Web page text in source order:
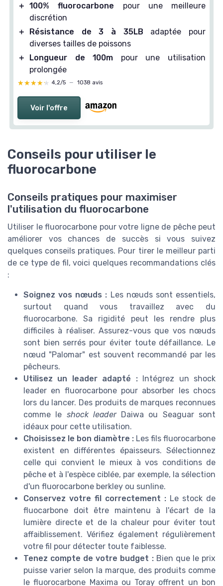
＋ 100% fluorocarbone pour une meilleure
discrétion
＋
Résistance de 3 à 35LB adaptée pour
diverses tailles de poissons
＋
Longueur de 100m pour une utilisation
prolongée
★★★★★
★★★★★ 4,2/5 — 1038 avis
Voir l'offre
Conseils pour utiliser le
fluorocarbone
Conseils pratiques pour maximiser
l'utilisation du fluorocarbone
Utiliser le fluorocarbone pour votre ligne de pêche peut
améliorer vos chances de succès si vous suivez
quelques conseils pratiques. Pour tirer le meilleur parti
de ce type de fil, voici quelques recommandations clés
:
Soignez vos nœuds : Les nœuds sont essentiels,
surtout quand vous travaillez avec du
fluorocarbone. Sa rigidité peut les rendre plus
difficiles à réaliser. Assurez-vous que vos nœuds
sont bien serrés pour éviter toute défaillance. Le
nœud "Palomar" est souvent recommandé par les
pêcheurs.
Utilisez un leader adapté :Intégrez un shock
leader en fluorocarbone pour absorber les chocs
lors du lancer. Des produits de marques reconnues
comme le shock leaderDaiwa ou Seaguar sont
idéaux pour cette utilisation.
Choisissez le bon diamètre : Les fils fluorocarbone
existent en différentes épaisseurs. Sélectionnez
celle qui convient le mieux à vos conditions de
pêche et à l'espèce ciblée, par exemple, la sélection
d'un fluorocarbone berkley ou sunline.
Conservez votre fil correctement : Le stock de
fluocarbone doit être maintenu à l'écart de la
lumière directe et de la chaleur pour éviter tout
affaiblissement. Vérifiez également régulièrement
votre fil pour détecter toute faiblesse.
Tenez compte de votre budget :Bien que le prix
puisse varier selon la marque, des produits comme
le fluorocarbone Maxima ou Toray offrent un bon